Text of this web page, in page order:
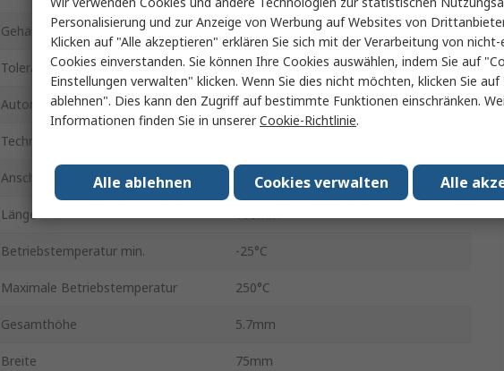
Gehäusegröße Aluminium
Toleranz ±5 %
Automobilstandard Nein
Technologie
Anschlussart Draht
Länge 100mm
Betriebstemperatur min. -25°C
Maximale Betriebstemperatur 250°C
Gesamthöhe 5.7mm
Breite 75mm
Personalisierung und zur Anzeige von Werbung auf Websites von
Klicken auf "Alle akzeptieren" erklären Sie sich mit der Verarbeitung von
Cookies einverstanden. Sie können Ihre Cookies auswählen, indem Sie auf
Einstellungen verwalten" klicken. Wenn Sie dies nicht möchten, klicken Sie auf
ablehnen". Dies kann den Zugriff auf bestimmte Funktionen einschränken.
Informationen finden Sie in unsererCookie-Richtlinie.
Alle
Cookies verwalten
Alle ablehnen